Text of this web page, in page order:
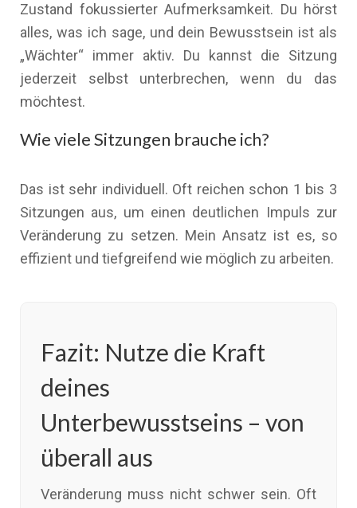
Zustand fokussierter Aufmerksamkeit. Du hörst
alles, was ich sage, und dein Bewusstsein ist als
„Wächter“ immer aktiv. Du kannst die Sitzung
jederzeit selbst unterbrechen, wenn du das
möchtest.
Wie viele Sitzungen brauche ich?
Das ist sehr individuell. Oft reichen schon 1 bis 3
Sitzungen aus, um einen deutlichen Impuls zur
Veränderung zu setzen. Mein Ansatz ist es, so
effizient und tiefgreifend wie möglich zu arbeiten.
Fazit: Nutze die Kraft
deines
Unterbewusstseins – von
überall aus
Veränderung muss nicht schwer sein. Oft